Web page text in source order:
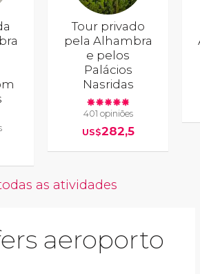
Tour privado
pela Alhambra
e pelos
Palácios
Nasridas
401 opiniões
US$282,5
as atividades
aeroporto